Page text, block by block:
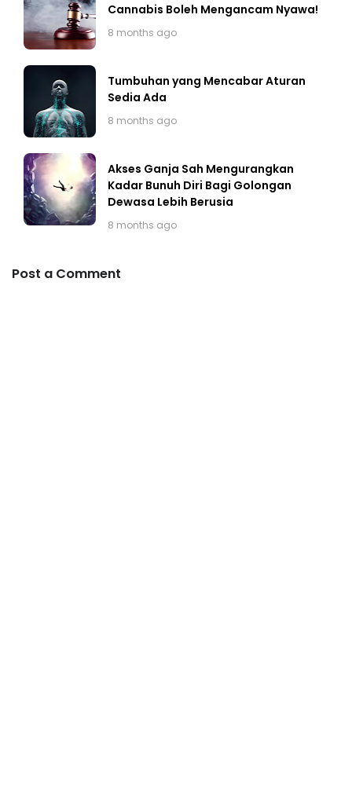
Cannabis Boleh Mengancam Nyawa!
8 months ago
Tumbuhan yang Mencabar Aturan
Sedia Ada
8 months ago
Akses Ganja Sah Mengurangkan
Kadar Bunuh Diri Bagi Golongan
Dewasa Lebih Berusia
8 months ago
Post a Comment